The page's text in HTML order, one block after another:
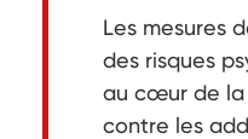
Les mesures
des risques
au cœur de la
contre les